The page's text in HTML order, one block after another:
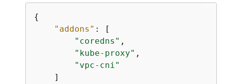
{
"addons" : [
"coredns" ,
"kube-proxy" ,
"vpc-cni"
    ]